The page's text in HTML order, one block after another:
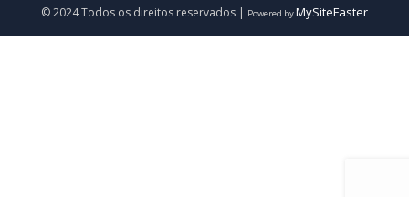
© 2024 Todos os direitos reservados | Powered byMySiteFaster